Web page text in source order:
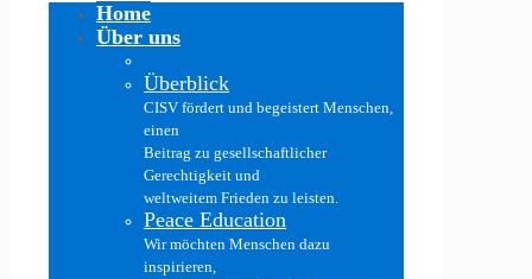
Home
Über uns
Überblick
CISV fördert und begeistert Menschen,
einen
Beitrag zu gesellschaftlicher
Gerechtigkeit und
weltweitem Frieden zu leisten.
Peace Education
Wir möchten Menschen dazu
inspirieren,